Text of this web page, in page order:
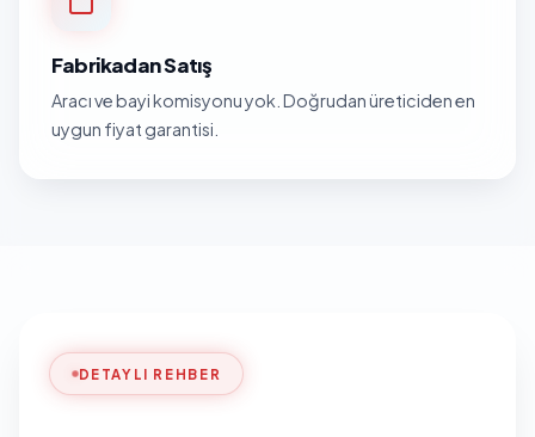
Fabrikadan Satış
Aracı ve bayi komisyonu yok. Doğrudan üreticiden en
uygun fiyat garantisi.
DETAYLI REHBER